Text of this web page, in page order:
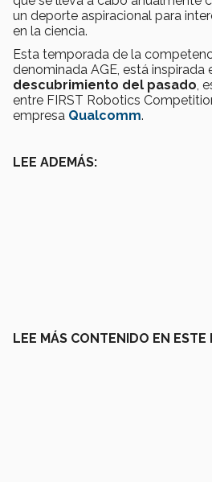
un deporte aspiracional para
en la ciencia.
Esta temporada de la
denominada AGE, está inspirada
descubrimiento del pasado,
entre FIRST Robotics
empresa Qualcomm.
LEE ADEMÁS:
LEE MÁS CONTENIDO EN ESTE